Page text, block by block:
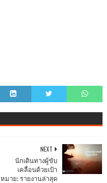
NEXT
นักเดินทางผู้ขับ
เคลื่อนด้วยเป้า
หมาย: รายงานล่าสุด